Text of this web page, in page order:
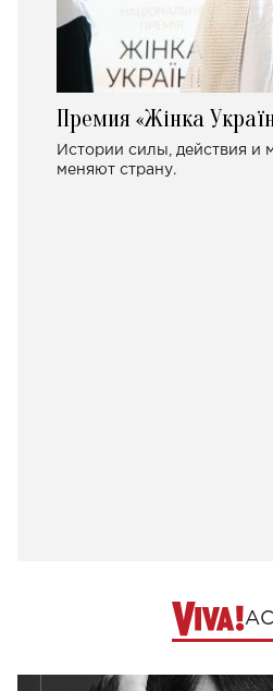
Премия «Жінка
Истории силы, действия и
меняют страну.